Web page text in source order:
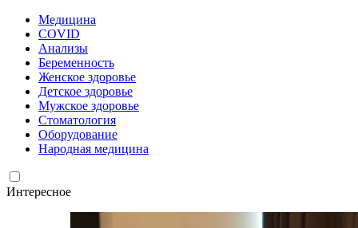
Медицина
COVID
Анализы
Беременность
Женское здоровье
Детское здоровье
Мужское здоровье
Стоматология
Оборудование
Народная медицина
Интересное